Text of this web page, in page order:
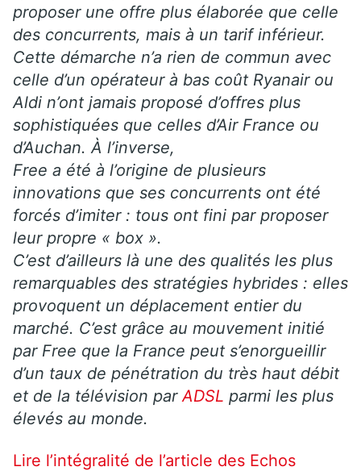
proposer une offre plus élaborée que celle
des concurrents, mais à un tarif inférieur.
Cette démarche n’a rien de commun avec
celle d’un opérateur à bas coût Ryanair ou
Aldi n’ont jamais proposé d’offres plus
sophistiquées que celles d’Air France ou
d’Auchan. À l’inverse,
Free a été à l’origine de plusieurs
innovations que ses concurrents ont été
forcés d’imiter : tous ont fini par proposer
leur propre « box ».
C’est d’ailleurs là une des qualités les plus
remarquables des stratégies hybrides : elles
provoquent un déplacement entier du
marché. C’est grâce au mouvement initié
par Free que la France peut s’enorgueillir
d’un taux de pénétration du très haut débit
et de la télévision parADSL parmi les plus
élevés au monde.
Lire l’intégralité de l’article des Echos